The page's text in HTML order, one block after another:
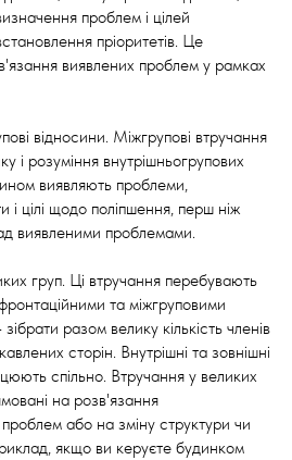
проблем і цілей
пріоритетів. Це
виявлених проблем у рамках
відносини. Міжгрупові втручання
і розуміння внутрішньогрупових
виявляють проблеми,
і цілі щодо поліпшення, перш ніж
виявленими проблемами.
груп. Ці втручання перебувають
та міжгруповими
разом велику кількість членів
сторін. Внутрішні та зовнішні
спільно. Втручання у великих
на розв'язання
або на зміну структури чи
якщо ви керуєте будинком